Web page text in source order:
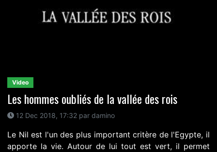
Video
Les hommes oubliés de la vallée des rois
12 Dec 2018, 17:32 par damino
Le Nil est l'un des plus important critère de l'Egypte, il
apporte la vie. Autour de lui tout est vert, il permet